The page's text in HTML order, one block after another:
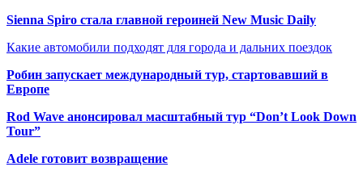
Sienna Spiro стала главной героиней New Music Daily
Какие автомобили подходят для города и дальних поездок
Робин запускает международный тур, стартовавший в
Европе
Rod Wave анонсировал масштабный тур “Don’t Look Down
Tour”
Adele готовит возвращение